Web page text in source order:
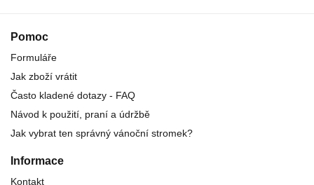
Pomoc
Formuláře
Jak zboží vrátit
Často kladené dotazy - FAQ
Návod k použití, praní a údržbě
Jak vybrat ten správný vánoční stromek?
Informace
Kontakt